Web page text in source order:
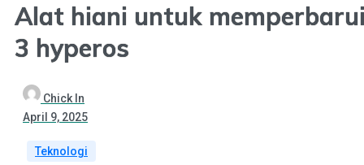
Alat hiani untuk
3 hyperos
Chick In
April 9, 2025
Teknologi